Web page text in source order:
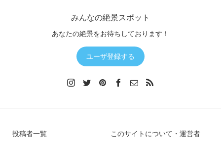
みんなの絶景スポット
あなたの絶景をお待ちしております！
ユーザ登録する
投稿者一覧 このサイトについて・運営者